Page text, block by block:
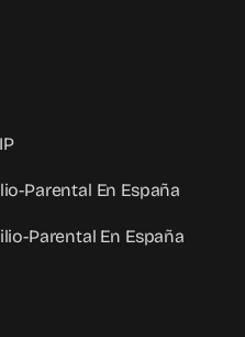
Parental En España
Parental En España